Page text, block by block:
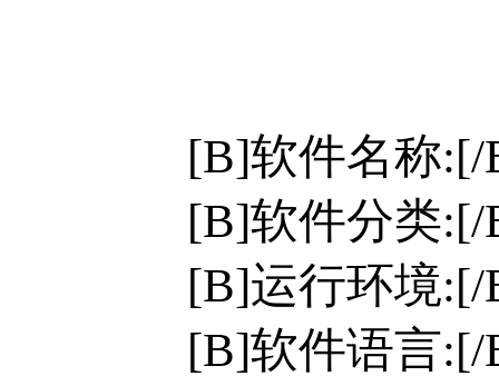
[B]软件名称:[/
[B]软件分类
[B]运行环境:[/
[B]软件语言